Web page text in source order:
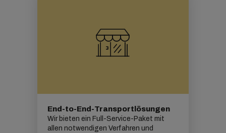
End-to-End-Transportlösungen
Wir bieten ein Full-Service-Paket mit
allen notwendigen Verfahren und